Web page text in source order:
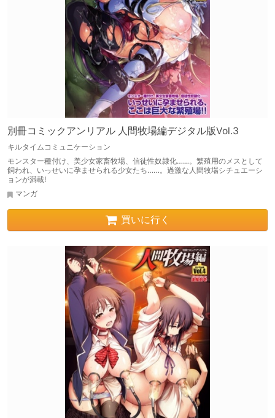
別冊コミックアンリアル 人間牧場編デジタル版Vol.3
キルタイムコミュニケーション
モンスター種付け、美少女家畜牧場、信徒性奴隷化……。繁殖用のメスとして
飼われ、いっせいに孕ませられる少女たち……。過激な人間牧場シチュエーシ
ョンが満載!
マンガ
買いに行く